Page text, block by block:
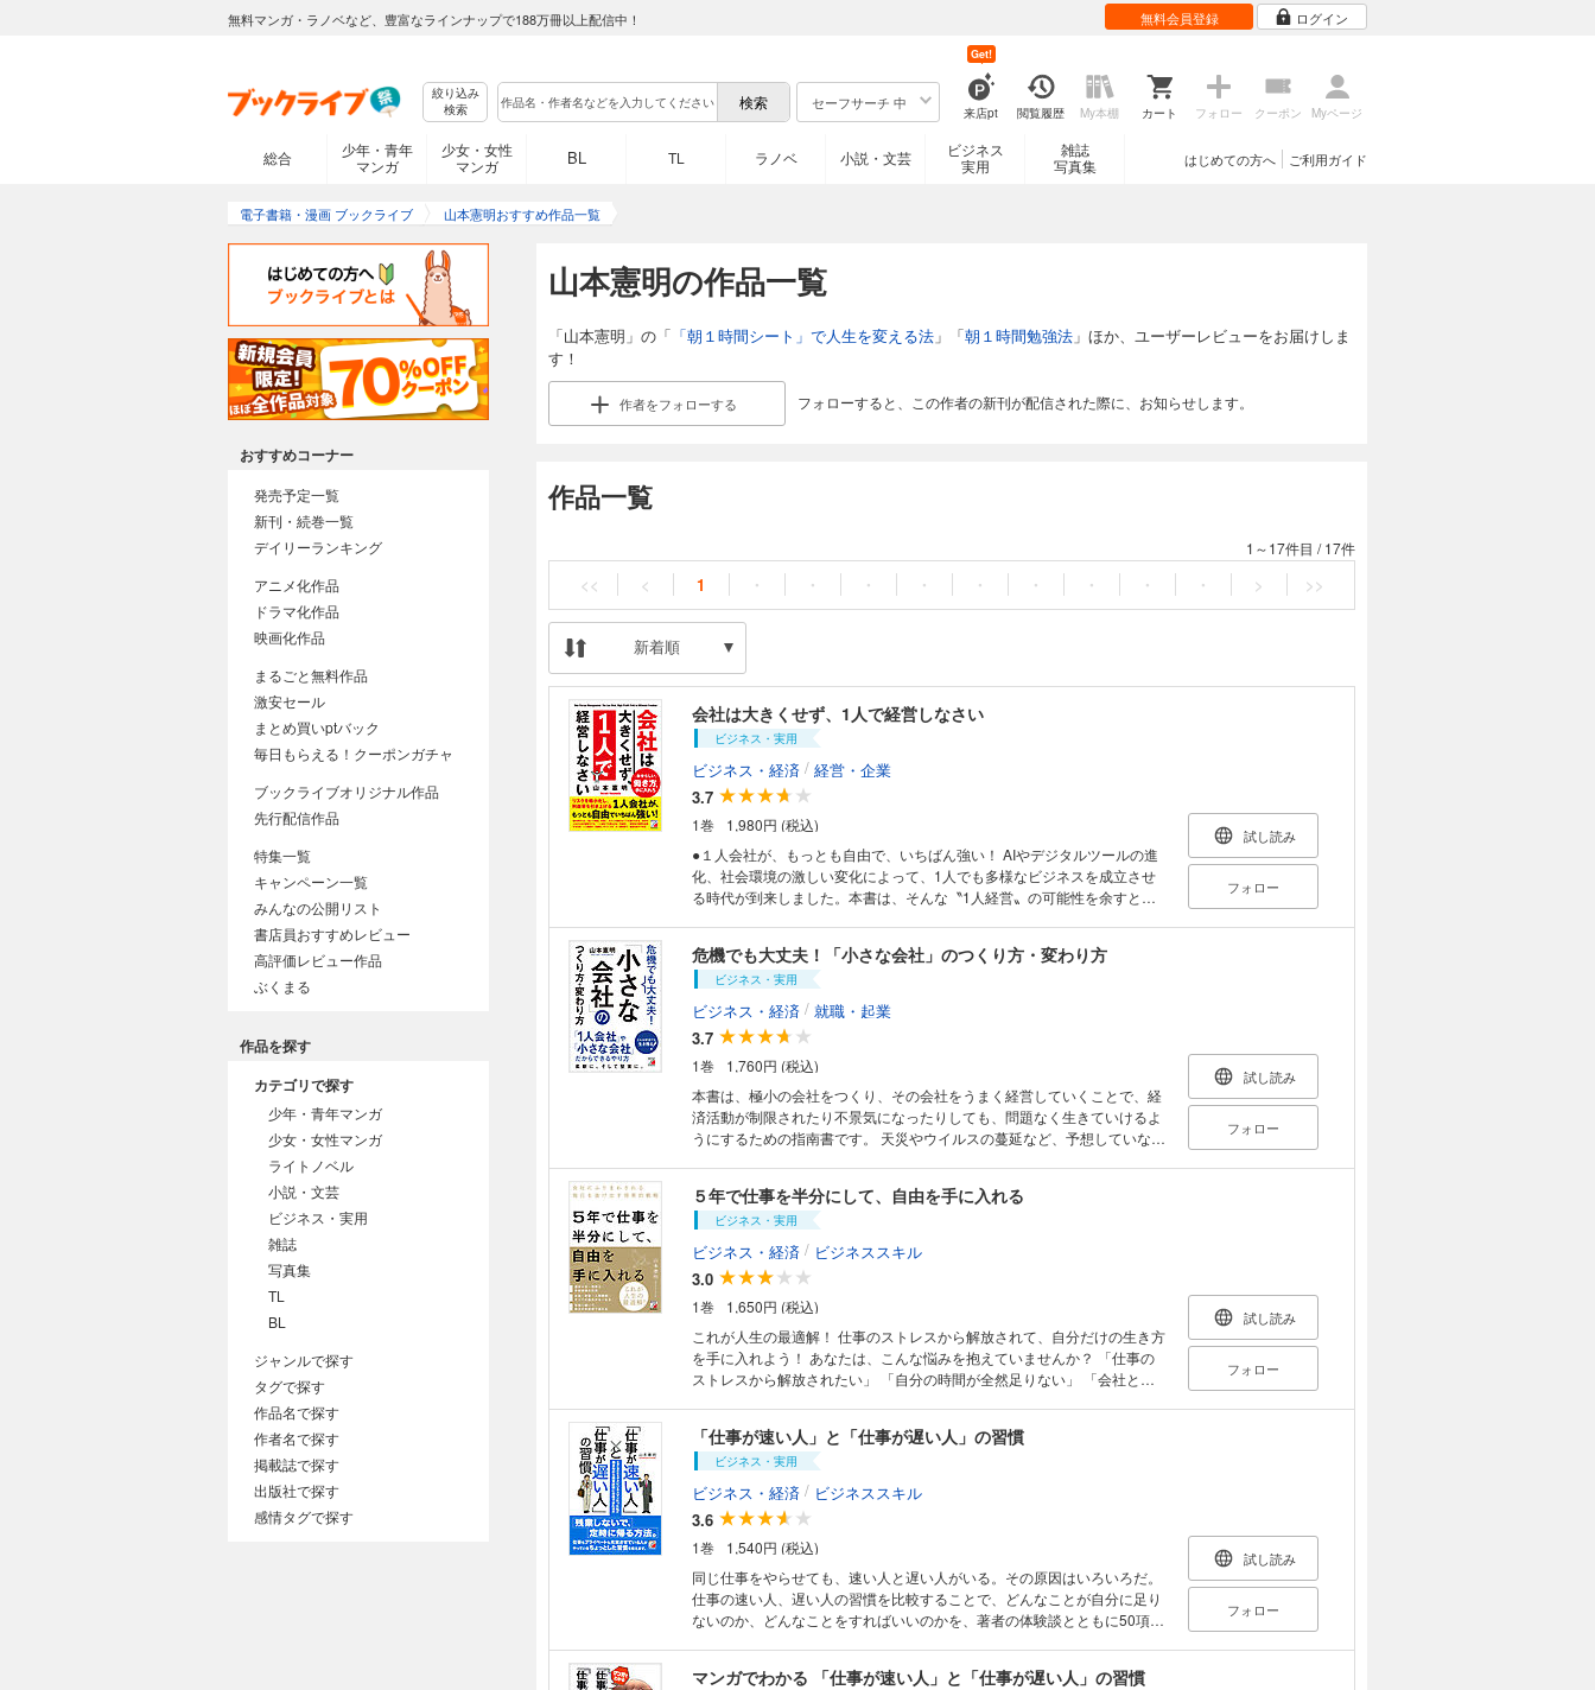
無料マンガ・ラノベなど、豊富なラインナップで188万冊以上配信中！ 無料会員登録 ログイン
絞り込み
検索
セーフサーチ 中
来店pt
Get!
閲覧履歴 My本棚 カート フォロー クーポン Myページ
総合
少年・青年
マンガ
少女・女性
マンガ
BL TL ラノベ 小説・文芸
ビジネス
実用
雑誌
写真集
ご利用ガイド
はじめての方へ
電子書籍・漫画 ブックライブ 山本憲明おすすめ作品一覧
山本憲明の作品一覧
「山本憲明」の「 「朝１時間シート」で人生を変える法 」「朝１時間勉強法 」ほか、ユーザーレビューをお届けしま
す！
作者をフォローする フォローすると、この作者の新刊が配信された際に、お知らせします。
作品一覧
1～17件目 /17件
<< < 1 ・ ・ ・ ・ ・ ・ ・ ・ ・ > >>
新着順
会社は大きくせず、1人で経営しなさい
ビジネス・実用
ビジネス・経済 / 経営・企業
3.7
1巻
1,980円 (税込)
●１人会社が、もっとも自由で、いちばん強い！ AIやデジタルツールの進
化、社会環境の激しい変化によって、1人でも多様なビジネスを成立させ
る時代が到来しました。本書は、そんな〝1人経営〟の可能性を余すとこ
なく、自分に合った働き方を自由にデザインできるのが1人経営の醍醐
味。AIを有能な部下に見立て、業務を効率化しながら生まれた時間を有効
に使うなど、今の時代ならではの戦略を数多く紹介しています。急激な環
境変化や組織の安定神話が崩れつつある今、自分で稼ぎ、やりくりできる
力こそが人生をコントロールする鍵となるでしょう。 「幸せな人生」は自
分自身で定義するもの。組織拡大に追われて疲弊するのではなく、自分ら
しく働き、描いた未来に向けて柔軟に舵を切る――その自由を実践するた
めのヒントが、本書には詰まっています。 【本書で取り上げる主な内容】
・個の時代には、「個人で完結」が強い ・もう人を雇わなくても儲けられ
る ・自分の人生のための経営をする ・１人会社で大事なのは「利益率」
・経営者の時間を拡張する方法 ・１人経営の「仕組み」のつくり方 ・Ａ
Ｉ超活用で、経営は楽々できる 【筆者より（本文より抜粋）】 スケジュ
ールを自分で組み立て、何にどれだけの時間やお金を費やすかを自分の裁
なりの幸せを追求するために最適な事業とライフスタイルをデザインする
ことがしやすくなります。 「自分の幸せはこういうものだ」と明確に定義
し、そのためにどう1人経営を活用するかを考え、実行していく。そんな
方法と言えるのではないでしょうか。 【目次】 第1章 1人で経営できる時
代に、大きくする必要はない 第2章 会社経営と「人生設計」を考える 第3
章 誰でも成功する！ 1人会社の作り方と運営方法 第4章 時間とお金のリソ
ースを徹底的に考える 第5章 1人経営でもたくさん儲けることはできる 第
6章 「仕組み」で時間を作り、再生産する 第7章 AIの力を得て飛躍する 第
8章 1人経営の実例と、目指す姿を考える 第9章 自分らしい生き方を手に
入れる 【著者略歴】 山本憲明税理士事務所代表。H&Cビジネス株式会社
代表取締役。中小企業診断士。1970年兵庫県西宮市生まれ。早稲田大学政
経学部卒。大卒後に大手制御機器メーカーで、半導体試験装置の営業・エ
ンジニアと経理を経験。11年の会社員生活ののち、2005年、山本憲明税
理士事務所を設立。現在は、少人数で効率的な経営を行いたい経営者をサ
ポートし、その経営者がお金、時間、人との関係の全てにバランスが取れ
た楽しい経営が実現できるよう、実践と勉強に励んでいる。15万部突破の
『「仕事が速い人」と「仕事が遅い人」の習慣』（明日香出版社）など、
試し読み
フォロー
危機でも大丈夫！「小さな会社」のつくり方・変わり方
ビジネス・実用
ビジネス・経済 / 就職・起業
3.7
1巻
1,760円 (税込)
本書は、極小の会社をつくり、その会社をうまく経営していくことで、経
済活動が制限されたり不景気になったりしても、問題なく生きていけるよ
うにするための指南書です。 天災やウイルスの蔓延など、予想していない
実な会社です。 対応ができない会社はどんどん弱っていき、人を雇用する
ことが難しくなり、設備も維持するのが難しくなります。このような状態
に陥るのは大きい会社のほうが多いのです。 小さな会社であれば、臨機応
変に業態を転換するなどして乗り切ることも可能です。 これから起業しよ
う考えている方には、どのような会社をつくり、どのように計画を立て、
どのように仕事をして生きていけばいいかを学ぶことが出来ます。 また、
すでに会社や個人事業を起こしている人には、このような危機が起こりや
すい時代にどう考え、どう経営していけばいいかを示しています。
試し読み
フォロー
５年で仕事を半分にして、自由を手に入れる
ビジネス・実用
ビジネス・経済 / ビジネススキル
3.0
1巻
1,650円 (税込)
これが人生の最適解！ 仕事のストレスから解放されて、自分だけの生き方
を手に入れよう！ あなたは、こんな悩みを抱えていませんか？ 「仕事の
ストレスから解放されたい」 「自分の時間が全然足りない」 「会社と家
るうちに、人生の大部分が過ぎ去ってしまいます。 テレワークの普及、政
府による週休3日制の推進など、働き方の多様化は日々進んでいます。 そ
んな現代で、今の会社にしがみつき、ストレスの溜まる働き方を無理に続
ける必要はありません。 もっと自分を優先させて、ラクに生きていくこと
は可能なのです。 では、そのために何をすればいいのでしょうか？ 本書
で紹介する「5年で仕事を半分にする」方法を実践すれば、あなたに合っ
た理想の生き方を手に入れることができます。 仕事を半分にした生き方と
はどういうものか、半分に減らしていく計画、そのための具体的手順、半
分にするための仕事術などを、この1冊に詰め込みました。 週休4日、残
業0、早期退職の実現は、夢ではありません。 本書によって、新しい人生
の1歩を踏み出してください。
試し読み
フォロー
「仕事が速い人」と「仕事が遅い人」の習慣
ビジネス・実用
ビジネス・経済 / ビジネススキル
3.6
1巻
1,540円 (税込)
同じ仕事をやらせても、速い人と遅い人がいる。その原因はいろいろだ。
仕事の速い人、遅い人の習慣を比較することで、どんなことが自分に足り
ないのか、どんなことをすればいいのかを、著者の体験談とともに50項目
試し読み
フォロー
マンガでわかる 「仕事が速い人」と「仕事が遅い人」の習慣
おすすめコーナー
発売予定一覧
新刊・続巻一覧
デイリーランキング
アニメ化作品
ドラマ化作品
映画化作品
まるごと無料作品
激安セール
まとめ買いptバック
毎日もらえる！クーポンガチャ
ブックライブオリジナル作品
先行配信作品
特集一覧
キャンペーン一覧
みんなの公開リスト
書店員おすすめレビュー
高評価レビュー作品
ぶくまる
作品を探す
カテゴリで探す
少年・青年マンガ
少女・女性マンガ
ライトノベル
小説・文芸
ビジネス・実用
雑誌
写真集
TL
BL
ジャンルで探す
タグで探す
作品名で探す
作者名で探す
掲載誌で探す
出版社で探す
感情タグで探す